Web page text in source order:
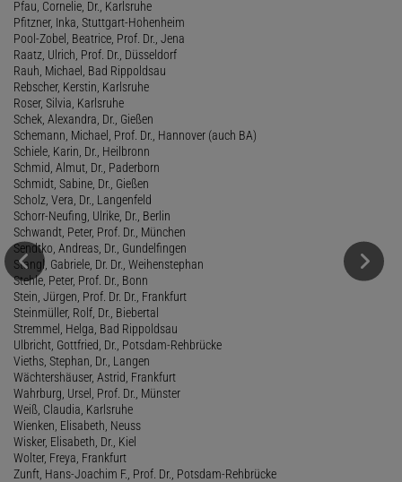
Pfau, Cornelie, Dr., Karlsruhe
Pfitzner, Inka, Stuttgart-Hohenheim
Pool-Zobel, Beatrice, Prof. Dr., Jena
Raatz, Ulrich, Prof. Dr., Düsseldorf
Rauh, Michael, Bad Rippoldsau
Rebscher, Kerstin, Karlsruhe
Roser, Silvia, Karlsruhe
Schek, Alexandra, Dr., Gießen
Schemann, Michael, Prof. Dr., Hannover (auch BA)
Schiele, Karin, Dr., Heilbronn
Schmid, Almut, Dr., Paderborn
Schmidt, Sabine, Dr., Gießen
Scholz, Vera, Dr., Langenfeld
Schorr-Neufing, Ulrike, Dr., Berlin
Schwandt, Peter, Prof. Dr., München
Sendtko, Andreas, Dr., Gundelfingen
Stangl, Gabriele, Dr. Dr., Weihenstephan
Stehle, Peter, Prof. Dr., Bonn
Stein, Jürgen, Prof. Dr. Dr., Frankfurt
Steinmüller, Rolf, Dr., Biebertal
Stremmel, Helga, Bad Rippoldsau
Ulbricht, Gottfried, Dr., Potsdam-Rehbrücke
Vieths, Stephan, Dr., Langen
Wächtershäuser, Astrid, Frankfurt
Wahrburg, Ursel, Prof. Dr., Münster
Weiß, Claudia, Karlsruhe
Wienken, Elisabeth, Neuss
Wisker, Elisabeth, Dr., Kiel
Wolter, Freya, Frankfurt
Zunft, Hans-Joachim F., Prof. Dr., Potsdam-Rehbrücke